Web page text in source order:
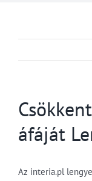
áfáját
Az interia.pl